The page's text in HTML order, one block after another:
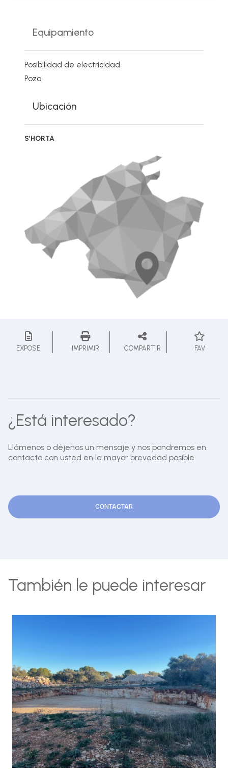
Equipamiento
Posibilidad de electricidad
Pozo
Ubicación
S’HORTA
EXPOSE IMPRIMIR COMPARTIR FAV
¿Está interesado?
Llámenos o déjenos un mensaje y nos pondremos en
contacto con usted en la mayor brevedad posible.
CONTACTAR
También le puede interesar